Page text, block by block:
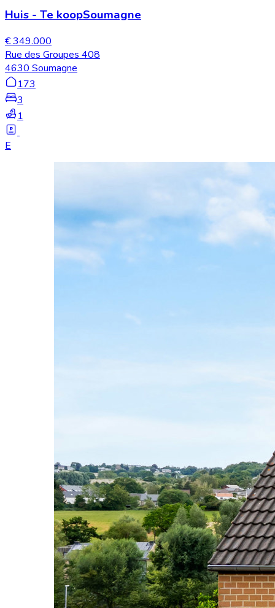
Huis - Te koopSoumagne
€ 349.000
Rue des Groupes 408
4630 Soumagne
173
3
1
E